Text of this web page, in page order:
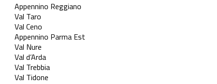
Appennino Reggiano
Val Taro
Val Ceno
Appennino Parma Est
Val Nure
Val d’Arda
Val Trebbia
Val Tidone